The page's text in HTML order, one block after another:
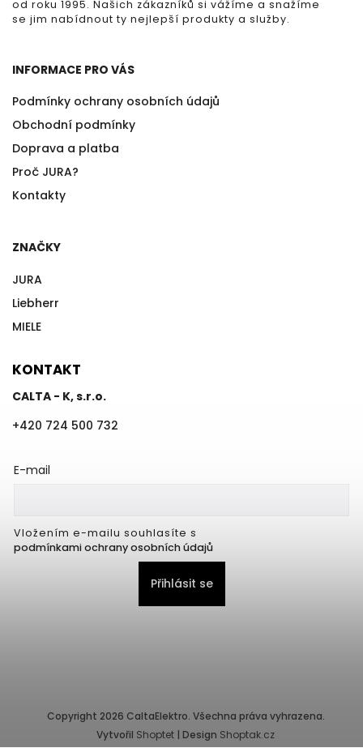
od roku 1995. Našich zákazníků si vážíme a snažíme
se jim nabídnout ty nejlepší produkty a služby.
INFORMACE PRO VÁS
Podmínky ochrany osobních údajů
Obchodní podmínky
Doprava a platba
Proč JURA?
Kontakty
ZNAČKY
JURA
Liebherr
MIELE
KONTAKT
CALTA - K, s.r.o.
+420 724 500 732
E-mail
Vložením e-mailu souhlasíte s
podmínkami ochrany osobních údajů
Přihlásit se
Copyright 2026 CaltaElektro. Všechna práva vyhrazena.
Vytvořil Shoptet | Design Shoptak.cz